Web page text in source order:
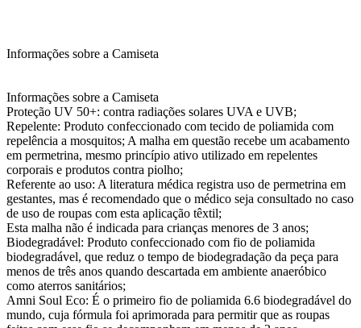
Informações sobre a Camiseta
Informações sobre a Camiseta
Proteção UV 50+: contra radiações solares UVA e UVB;
Repelente: Produto confeccionado com tecido de poliamida com
repelência a mosquitos; A malha em questão recebe um acabamento
em permetrina, mesmo princípio ativo utilizado em repelentes
corporais e produtos contra piolho;
Referente ao uso: A literatura médica registra uso de permetrina em
gestantes, mas é recomendado que o médico seja consultado no caso
de uso de roupas com esta aplicação têxtil;
Esta malha não é indicada para crianças menores de 3 anos;
Biodegradável: Produto confeccionado com fio de poliamida
biodegradável, que reduz o tempo de biodegradação da peça para
menos de três anos quando descartada em ambiente anaeróbico
como aterros sanitários;
Amni Soul Eco: É o primeiro fio de poliamida 6.6 biodegradável do
mundo, cuja fórmula foi aprimorada para permitir que as roupas